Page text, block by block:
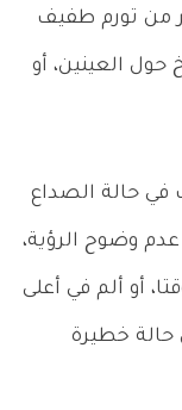
من تورم طفيف
حول العينين، أو
في حالة الصداع
وضوح الرؤية،
أو ألم في أعلى
حالة خطيرة